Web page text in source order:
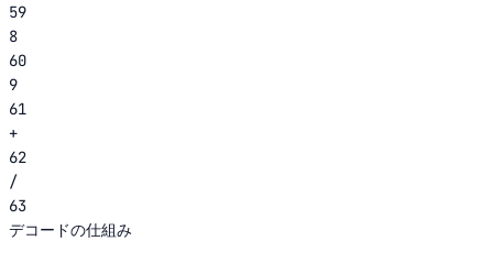
59
8
60
9
61
+
62
/
63
デコードの仕組み